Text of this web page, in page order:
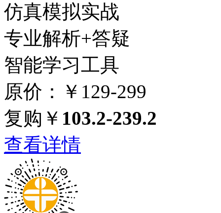
仿真模拟实战
专业解析+答疑
智能学习工具
原价：￥129-299
复购￥ 103.2-239.2
查看详情